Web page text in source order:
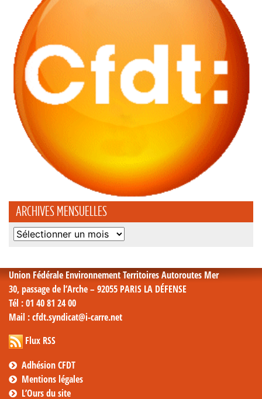
ARCHIVES MENSUELLES
Archives
Union Fédérale Environnement Territoires Autoroutes Mer
30, passage de l’Arche – 92055 PARIS LA DÉFENSE
Tél : 01 40 81 24 00
Mail : cfdt.syndicat@i-carre.net
Flux RSS
Adhésion CFDT
Mentions légales
L’Ours du site